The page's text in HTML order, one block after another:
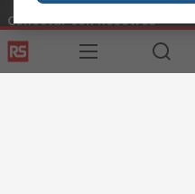
Conectar con nosotros